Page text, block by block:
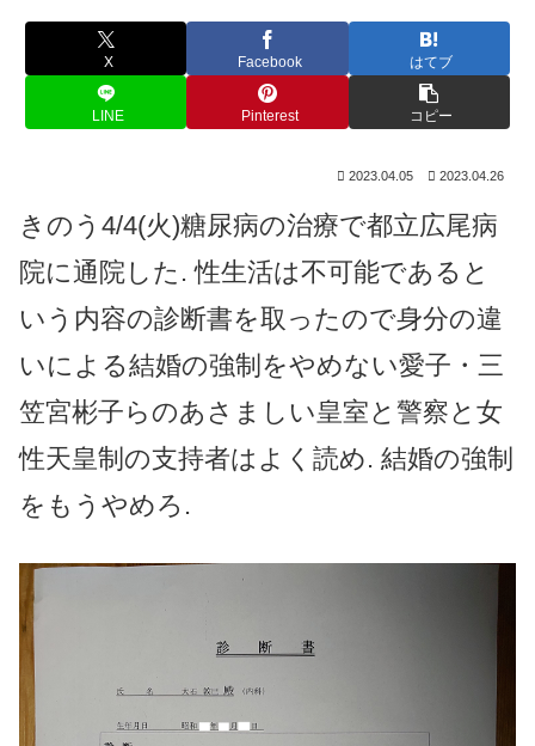
X Facebook はてブ
LINE Pinterest コピー
2023.04.05 2023.04.26
きのう4/4(火)糖尿病の治療で都立広尾病
院に通院した. 性生活は不可能であると
いう内容の診断書を取ったので身分の違
いによる結婚の強制をやめない愛子・三
笠宮彬子らのあさましい皇室と警察と女
性天皇制の支持者はよく読め. 結婚の強制
をもうやめろ.